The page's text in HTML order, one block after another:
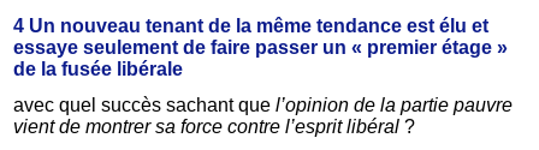
4 Un nouveau tenant de la même tendance est élu et
essaye seulement de faire passer un « premier étage »
de la fusée libérale
avec quel succès sachant quel’opinion de la partie pauvre
vient de montrer sa force contre l’esprit libéral ?